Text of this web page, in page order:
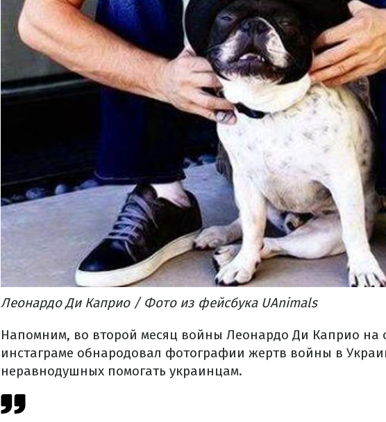
Леонардо Ди Каприо / Фото из фейсбука UAnimals
Напомним, во второй месяц войны Леонардо Ди Каприо на
инстаграме обнародовал фотографии жертв войны в
неравнодушных помогать украинцам.